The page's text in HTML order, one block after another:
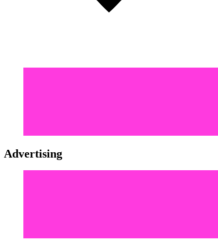
Advertising